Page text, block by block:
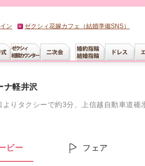
ン ゼクシィ花嫁カフェ（結婚準備SNS）
軽井沢
りタクシーで約3分、上信越自動車道碓
ビー フェア